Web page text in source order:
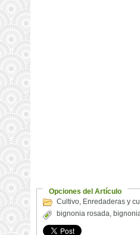
Opciones del Artículo
Cultivo, Enredaderas y
bignonia rosada,